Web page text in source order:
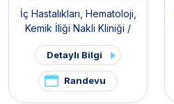
İç Hastalıkları Hematoloji
Kemik İliği Nakli Kliniği /
Erişkin
Detaylı Bilgi
Randevu